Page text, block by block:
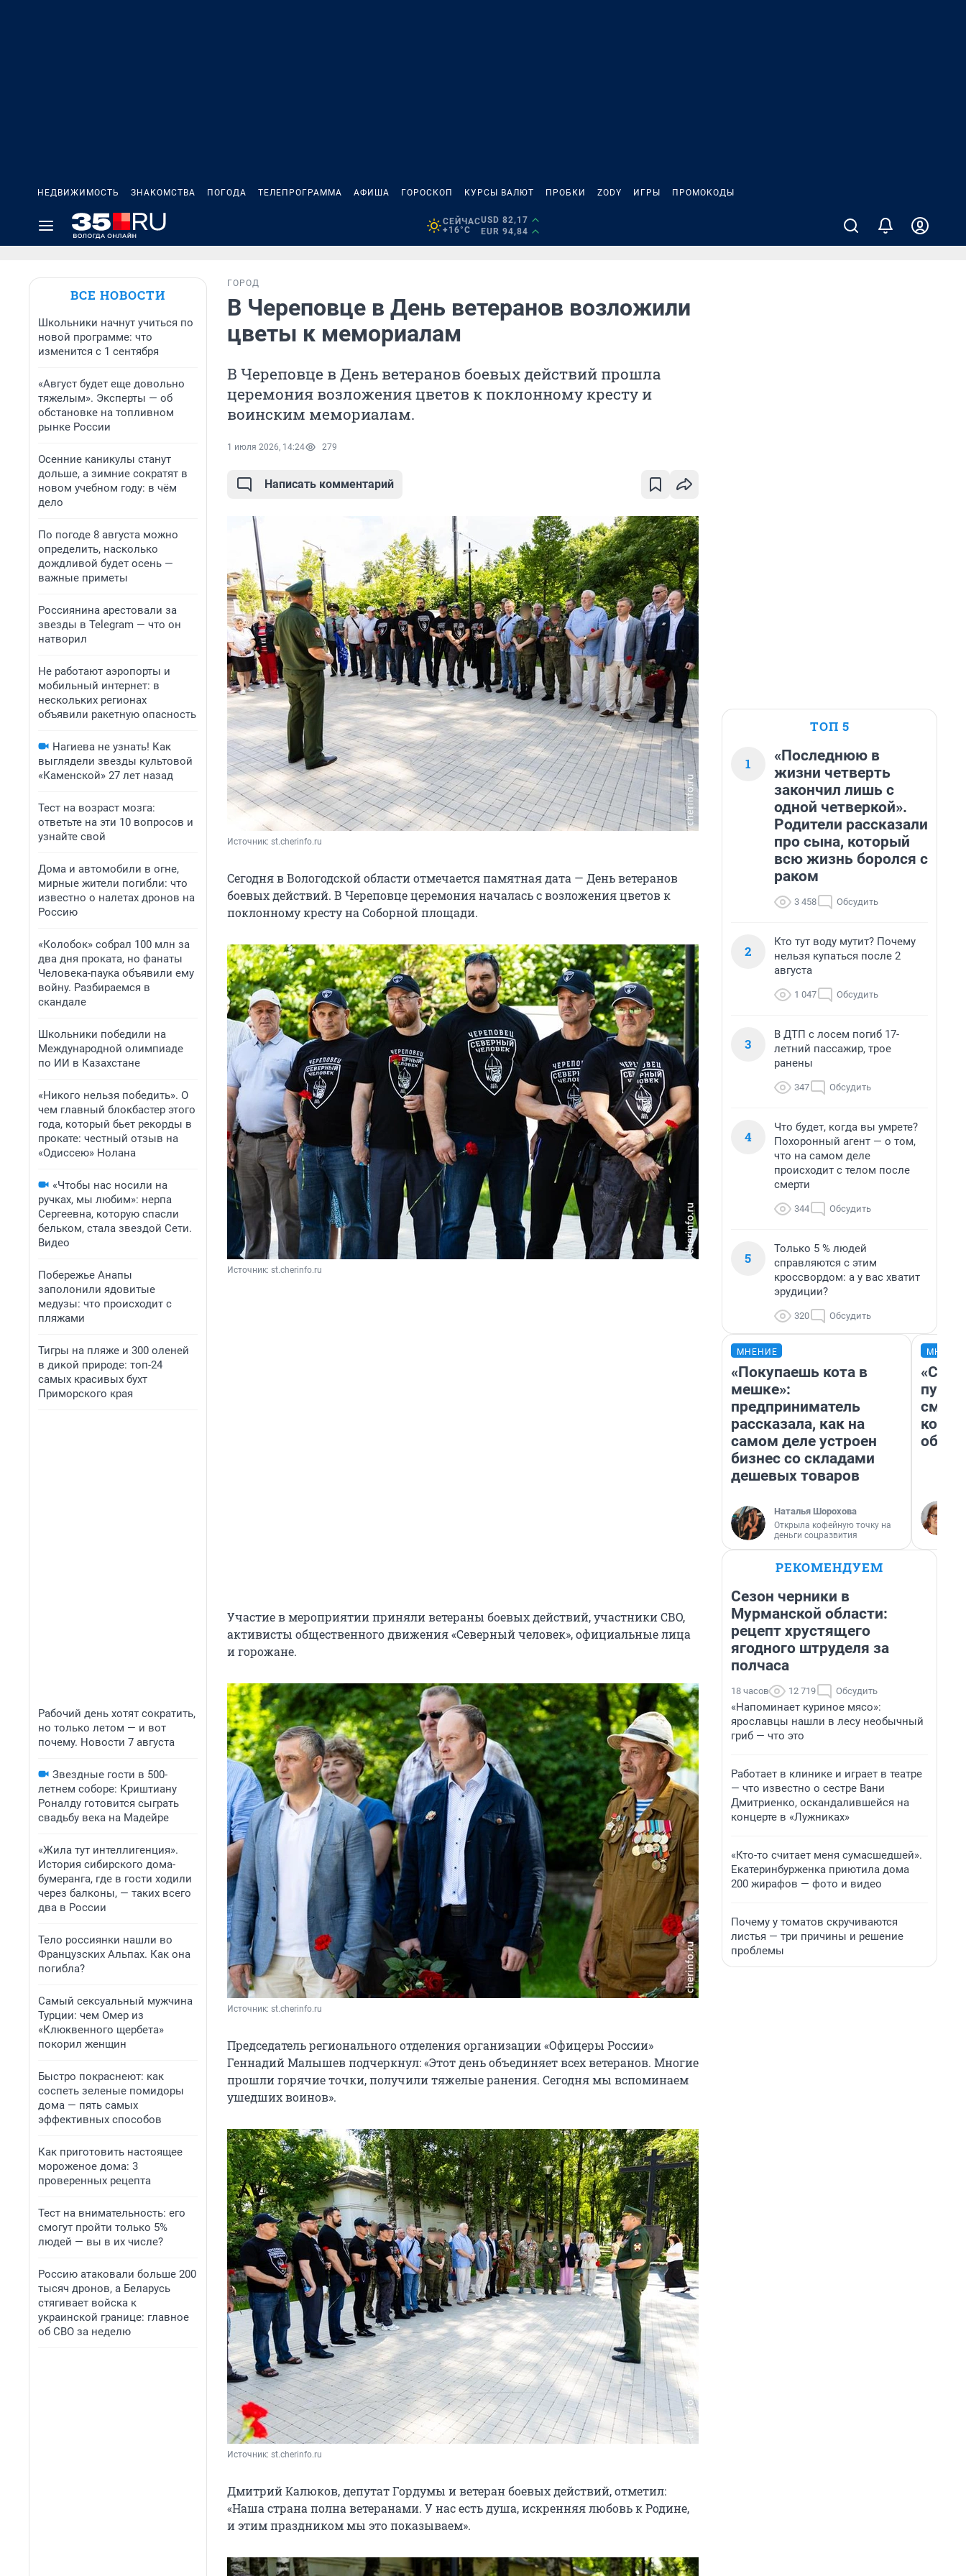
НЕДВИЖИМОСТЬ ЗНАКОМСТВА ПОГОДА ТЕЛЕПРОГРАММА АФИША ГОРОСКОП КУРСЫ ВАЛЮТ ПРОБКИ ZODY ИГРЫ ПРОМОКОДЫ
СЕЙЧАС
+16°C
USD 82,17
EUR 94,84
ВСЕ НОВОСТИ
Школьники начнут учиться по
новой программе: что
изменится с 1 сентября
«Август будет еще довольно
тяжелым». Эксперты — об
обстановке на топливном
рынке России
Осенние каникулы станут
дольше, а зимние сократят в
новом учебном году: в чём
дело
По погоде 8 августа можно
определить, насколько
дождливой будет осень —
важные приметы
Россиянина арестовали за
звезды в Telegram — что он
натворил
Не работают аэропорты и
мобильный интернет: в
нескольких регионах
объявили ракетную опасность
Нагиева не узнать! Как
выглядели звезды культовой
«Каменской» 27 лет назад
Тест на возраст мозга:
ответьте на эти 10 вопросов и
узнайте свой
Дома и автомобили в огне,
мирные жители погибли: что
известно о налетах дронов на
Россию
«Колобок» собрал 100 млн за
два дня проката, но фанаты
Человека-паука объявили ему
войну. Разбираемся в
скандале
Школьники победили на
Международной олимпиаде
по ИИ в Казахстане
«Никого нельзя победить». О
чем главный блокбастер этого
года, который бьет рекорды в
прокате: честный отзыв на
«Одиссею» Нолана
«Чтобы нас носили на
ручках, мы любим»: нерпа
Сергеевна, которую спасли
бельком, стала звездой Сети.
Видео
Побережье Анапы
заполонили ядовитые
медузы: что происходит с
пляжами
Тигры на пляже и 300 оленей
в дикой природе: топ-24
самых красивых бухт
Приморского края
Рабочий день хотят сократить,
но только летом — и вот
почему. Новости 7 августа
Звездные гости в 500-
летнем соборе: Криштиану
Роналду готовится сыграть
свадьбу века на Мадейре
«Жила тут интеллигенция».
История сибирского дома-
бумеранга, где в гости ходили
через балконы, — таких всего
два в России
Тело россиянки нашли во
Французских Альпах. Как она
погибла?
Самый сексуальный мужчина
Турции: чем Омер из
«Клюквенного щербета»
покорил женщин
Быстро покраснеют: как
соспеть зеленые помидоры
дома — пять самых
эффективных способов
Как приготовить настоящее
мороженое дома: 3
проверенных рецепта
Тест на внимательность: его
смогут пройти только 5%
людей — вы в их числе?
Россию атаковали больше 200
тысяч дронов, а Беларусь
стягивает войска к
украинской границе: главное
об СВО за неделю
ГОРОД
В Череповце в День ветеранов возложили
цветы к мемориалам
В Череповце в День ветеранов боевых действий прошла
церемония возложения цветов к поклонному кресту и
воинским мемориалам.
1 июля 2026, 14:24 279
Написать комментарий
Источник: st.cherinfo.ru
Сегодня в Вологодской области отмечается памятная дата — День ветеранов
боевых действий. В Череповце церемония началась с возложения цветов к
поклонному кресту на Соборной площади.
Источник: st.cherinfo.ru
Участие в мероприятии приняли ветераны боевых действий, участники СВО,
активисты общественного движения «Северный человек», официальные лица
и горожане.
Источник: st.cherinfo.ru
Председатель регионального отделения организации «Офицеры России»
Геннадий Малышев подчеркнул: «Этот день объединяет всех ветеранов. Многие
прошли горячие точки, получили тяжелые ранения. Сегодня мы вспоминаем
ушедших воинов».
Источник: st.cherinfo.ru
Дмитрий Калюков, депутат Гордумы и ветеран боевых действий, отметил:
«Наша страна полна ветеранами. У нас есть душа, искренняя любовь к Родине,
и этим праздником мы это показываем».
ТОП 5
1
«Последнюю в
жизни четверть
закончил лишь с
одной четверкой».
Родители рассказали
про сына, который
всю жизнь боролся с
раком
3 458 Обсудить
2
Кто тут воду мутит? Почему
нельзя купаться после 2
августа
1 047 Обсудить
3
В ДТП с лосем погиб 17-
летний пассажир, трое
ранены
347 Обсудить
4
Что будет, когда вы умрете?
Похоронный агент — о том,
что на самом деле
происходит с телом после
смерти
344 Обсудить
5
Только 5 % людей
справляются с этим
кроссвордом: а у вас хватит
эрудиции?
320 Обсудить
МНЕНИЕ
«Покупаешь кота в
мешке»:
предприниматель
рассказала, как на
самом деле устроен
бизнес со складами
дешевых товаров
Наталья Шорохова
Открыла кофейную точку на
деньги соцразвития
РЕКОМЕНДУЕМ
Сезон черники в
Мурманской области:
рецепт хрустящего
ягодного штруделя за
полчаса
18 часов 12 719 Обсудить
«Напоминает куриное мясо»:
ярославцы нашли в лесу необычный
гриб — что это
Работает в клинике и играет в театре
— что известно о сестре Вани
Дмитриенко, оскандалившейся на
концерте в «Лужниках»
«Кто-то считает меня сумасшедшей».
Екатеринбурженка приютила дома
200 жирафов — фото и видео
Почему у томатов скручиваются
листья — три причины и решение
проблемы